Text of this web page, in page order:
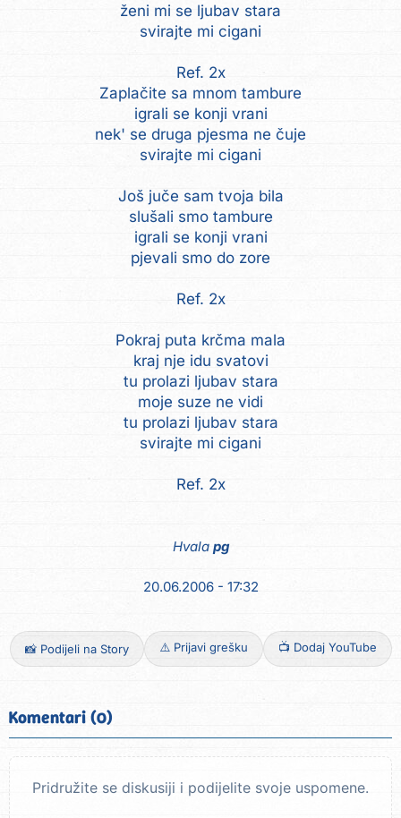
ženi mi se ljubav stara
svirajte mi cigani
Ref. 2x
Zaplačite sa mnom tambure
igrali se konji vrani
nek' se druga pjesma ne čuje
svirajte mi cigani
Još juče sam tvoja bila
slušali smo tambure
igrali se konji vrani
pjevali smo do zore
Ref. 2x
Pokraj puta krčma mala
kraj nje idu svatovi
tu prolazi ljubav stara
moje suze ne vidi
tu prolazi ljubav stara
svirajte mi cigani
Ref. 2x
Hvala pg
20.06.2006 - 17:32
📸 Podijeli na Story ⚠️ Prijavi grešku 📺 Dodaj YouTube
Komentari (0)
Pridružite se diskusiji i podijelite svoje uspomene.